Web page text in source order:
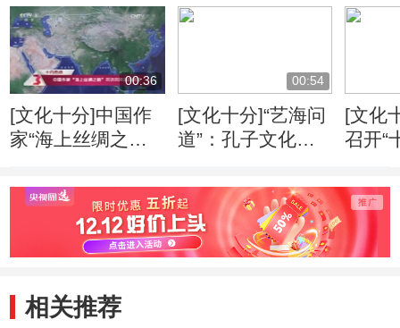
00:36
[文化十分]中国作
家“海上丝绸之
开启
00:54
[文化十分]“艺海问
道”：孔子文化形
[文化
召开“
相关推荐